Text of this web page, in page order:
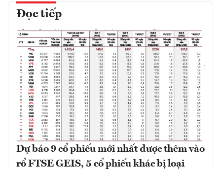
Đọc tiếp
Dự báo 9 cổ phiếu mới nhất được thêm vào
rổ FTSE GEIS, 5 cổ phiếu khác bị loại